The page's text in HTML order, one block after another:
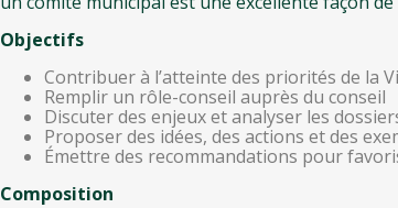
Objectifs
Contribuer à l’atteinte des priorités de la
Remplir un rôle-conseil auprès du conseil
Discuter des enjeux et analyser les
Proposer des idées, des actions et des
Émettre des recommandations pour
Composition